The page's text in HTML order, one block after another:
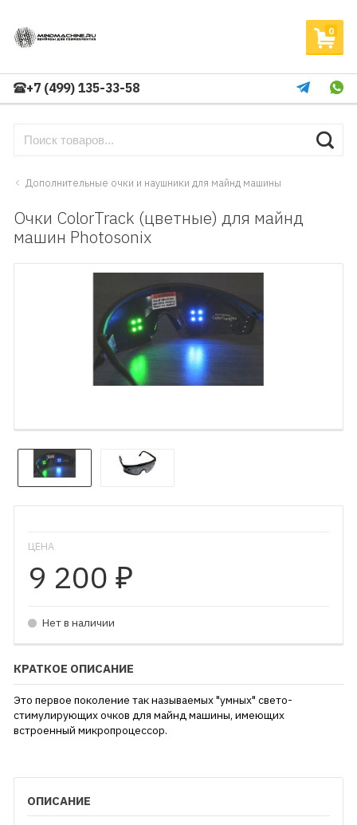
0
+7 (499) 135-33-58
Дополнительные очки и наушники для майнд машины
Очки ColorTrack (цветные) для майнд
машин Photosonix
ЦЕНА
9 200 ₽
Нет в наличии
КРАТКОЕ ОПИСАНИЕ
Это первое поколение так называемых "умных" свето-
стимулирующих очков для майнд машины, имеющих
встроенный микропроцессор.
ОПИСАНИЕ